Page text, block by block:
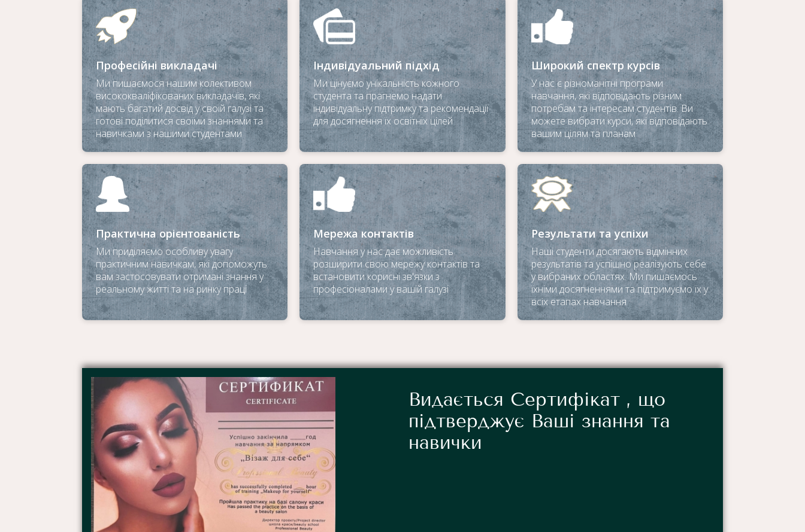
Професійні викладачі
Ми пишаємося нашим колективом
висококваліфікованих викладачів, які
мають багатий досвід у своїй галузі та
готові поділитися своїми знаннями та
навичками з нашими студентами
Індивідуальний підхід
Ми цінуємо унікальність кожного
студента та прагнемо надати
індивідуальну підтримку та рекомендації
для досягнення їх освітніх цілей
Широкий спектр курсів
У нас є різноманітні програми
навчання, які відповідають різним
потребам та інтересам студентів. Ви
можете вибрати курси, які відповідають
вашим цілям та планам
Практична орієнтованість
Ми приділяємо особливу увагу
практичним навичкам, які допоможуть
вам застосовувати отримані знання у
реальному житті та на ринку праці
Мережа контактів
Навчання у нас дає можливість
розширити свою мережу контактів та
встановити корисні зв'язки з
професіоналами у вашій галузі
Результати та успіхи
Наші студенти досягають відмінних
результатів та успішно реалізують себе
у вибраних областях. Ми пишаємось
їхніми досягненнями та підтримуємо їх у
всіх етапах навчання
Видається Сертифікат , що
підтверджує Ваші знання та
навички